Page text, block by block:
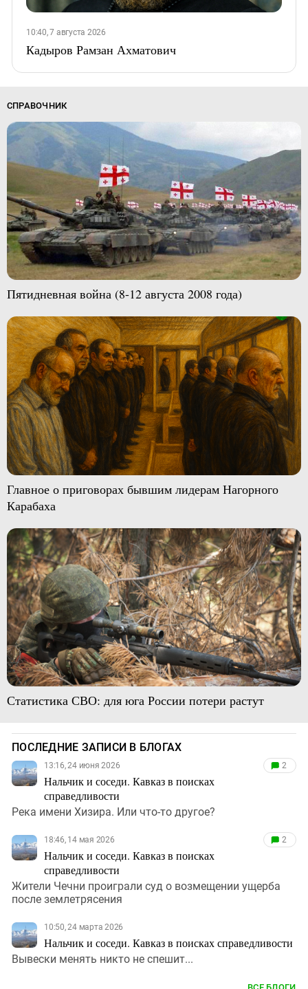
10:40, 7 августа 2026
Кадыров Рамзан Ахматович
СПРАВОЧНИК
Пятидневная война (8-12 августа 2008 года)
Главное о приговорах бывшим лидерам Нагорного
Карабаха
Статистика СВО: для юга России потери растут
ПОСЛЕДНИЕ ЗАПИСИ В БЛОГАХ
13:16, 24 июня 2026
Нальчик и соседи. Кавказ в поисках
справедливости
2
Река имени Хизира. Или что-то другое?
18:46, 14 мая 2026
Нальчик и соседи. Кавказ в поисках
справедливости
2
Жители Чечни проиграли суд о возмещении ущерба
после землетрясения
10:50, 24 марта 2026
Нальчик и соседи. Кавказ в поисках справедливости
Вывески менять никто не спешит...